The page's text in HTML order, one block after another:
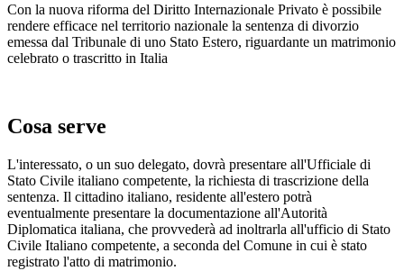
Con la nuova riforma del Diritto Internazionale Privato è possibile
rendere efficace nel territorio nazionale la sentenza di divorzio
emessa dal Tribunale di uno Stato Estero, riguardante un matrimonio
celebrato o trascritto in Italia
Cosa serve
L'interessato, o un suo delegato, dovrà presentare all'Ufficiale di
Stato Civile italiano competente, la richiesta di trascrizione della
sentenza. Il cittadino italiano, residente all'estero potrà
eventualmente presentare la documentazione all'Autorità
Diplomatica italiana, che provvederà ad inoltrarla all'ufficio di Stato
Civile Italiano competente, a seconda del Comune in cui è stato
registrato l'atto di matrimonio.